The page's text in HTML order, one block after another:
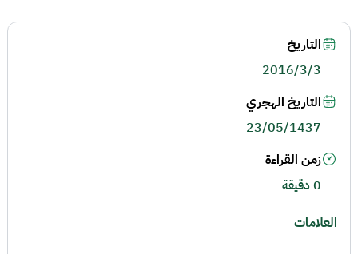
التاريخ
2016/3/3
التاريخ الهجري
23/05/1437
زمن القراءة
0 دقيقة
العلامات